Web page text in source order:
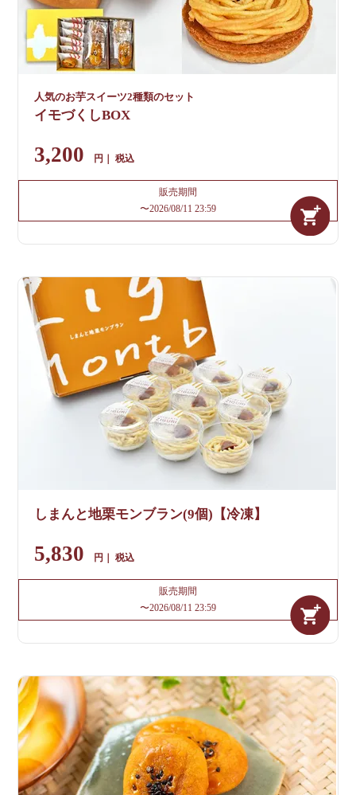
人気のお芋スイーツ2種類のセット
イモづくしBOX
3,200 税込
販売期間
〜2026/08/11 23:59
しまんと地栗モンブラン(9個)【冷凍】
5,830 税込
販売期間
〜2026/08/11 23:59